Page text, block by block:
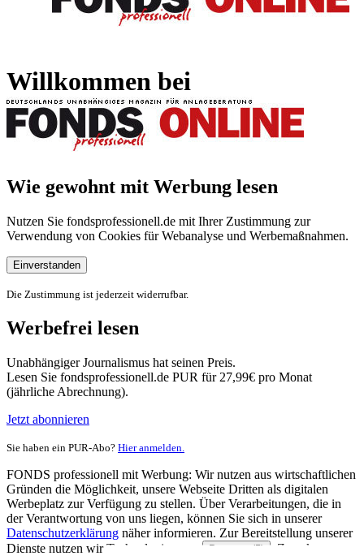
Willkommen bei
Wie gewohnt mit Werbung lesen
Nutzen Sie fondsprofessionell.de mit Ihrer Zustimmung zur
Verwendung von Cookies für Webanalyse und Werbemaßnahmen.
Einverstanden
Die Zustimmung ist jederzeit widerrufbar.
Werbefrei lesen
Unabhängiger Journalismus hat seinen Preis.
Lesen Sie fondsprofessionell.de PUR für 27,99€ pro Monat
(jährliche Abrechnung).
Jetzt abonnieren
Sie haben ein PUR-Abo? Hier anmelden.
FONDS professionell mit Werbung: Wir nutzen aus wirtschaftlichen
Gründen die Möglichkeit, unsere Webseite Dritten als digitalen
Werbeplatz zur Verfügung zu stellen. Über Verarbeitungen, die in
der Verantwortung von uns liegen, können Sie sich in unserer
Datenschutzerklärung näher informieren. Zur Bereitstellung unserer
Dienste nutzen wir Technologien von
Partnern (5)
. Zwecke: